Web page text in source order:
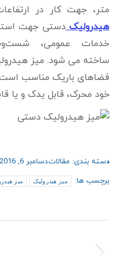
متر، جهت کار در
هیدرولیکدستی جهت
خدمات عمومی،
ساخته می شود. میز
فضاهای باریک مناسب
خود محرک، قابل یدک و یا
دسته بندی: مقالاتدسامبر 6, 2016
برچسب ها:
میز هیدرولیک میز
نوشته